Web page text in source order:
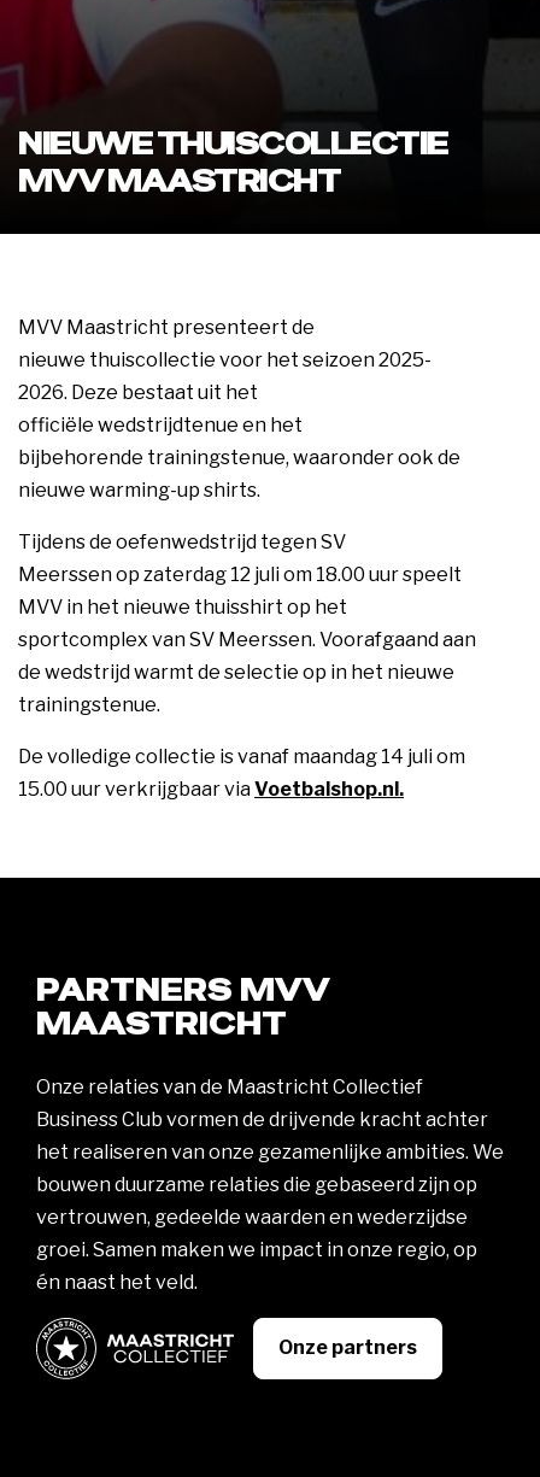
NIEUWE THUISCOLLECTIE
MVV MAASTRICHT
MVV Maastricht presenteert de
nieuwe thuiscollectie voor het seizoen 2025-
2026. Deze bestaat uit het
officiële wedstrijdtenue en het
bijbehorende trainingstenue, waaronder ook de
nieuwe warming-up shirts.
Tijdens de oefenwedstrijd tegen SV
Meerssen op zaterdag 12 juli om 18.00 uur speelt
MVV in het nieuwe thuisshirt op het
sportcomplex van SV Meerssen. Voorafgaand aan
de wedstrijd warmt de selectie op in het nieuwe
trainingstenue.
De volledige collectie is vanaf maandag 14 juli om
15.00 uur verkrijgbaar viaVoetbalshop.nl.
PARTNERS MVV
MAASTRICHT
Onze relaties van de Maastricht Collectief
Business Club vormen de drijvende kracht achter
het realiseren van onze gezamenlijke ambities. We
bouwen duurzame relaties die gebaseerd zijn op
vertrouwen, gedeelde waarden en wederzijdse
groei. Samen maken we impact in onze regio, op
én naast het veld.
Onze partners